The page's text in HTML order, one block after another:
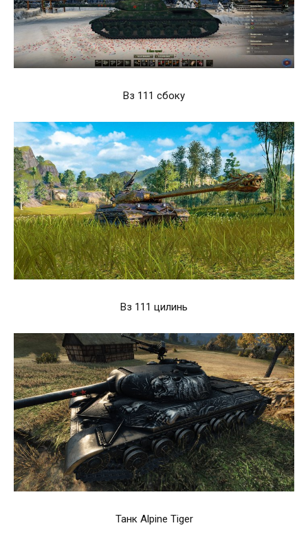
Вз 111 сбоку
Вз 111 цилинь
Танк Alpine Tiger